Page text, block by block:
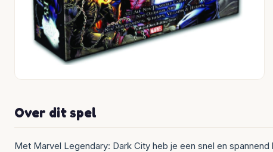
Over dit spel
Met Marvel Legendary: Dark City heb je een snel en